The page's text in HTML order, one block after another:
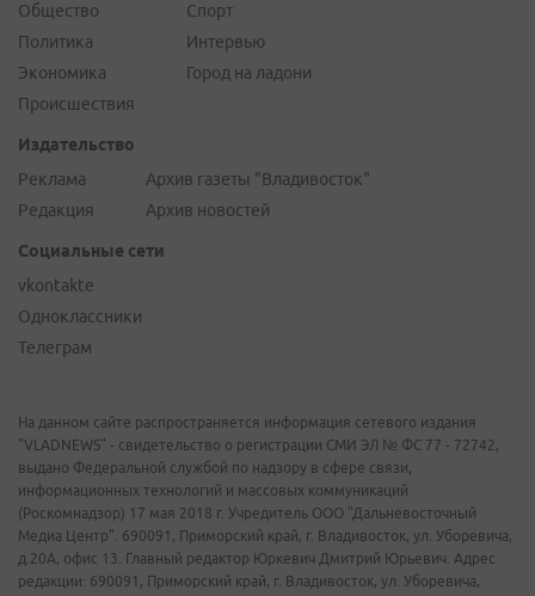
Общество
Политика
Экономика
Происшествия
Спорт
Интервью
Город на ладони
Издательство
Реклама
Редакция
Архив газеты "Владивосток"
Архив новостей
Социальные сети
vkontakte
Одноклассники
Телеграм
На данном сайте распространяется информация сетевого издания
"VLADNEWS" - свидетельство о регистрации СМИ ЭЛ № ФС 77 - 72742,
выдано Федеральной службой по надзору в сфере связи,
информационных технологий и массовых коммуникаций
(Роскомнадзор) 17 мая 2018 г. Учредитель ООО "Дальневосточный
Медиа Центр". 690091, Приморский край, г. Владивосток, ул. Уборевича,
д.20А, офис 13. Главный редактор Юркевич Дмитрий Юрьевич. Адрес
редакции: 690091, Приморский край, г. Владивосток, ул. Уборевича,